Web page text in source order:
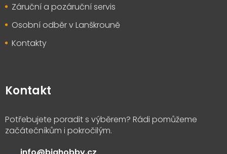
Záruční a pozáruční servis
Osobní odběr v Lanškrouně
Kontakty
Kontakt